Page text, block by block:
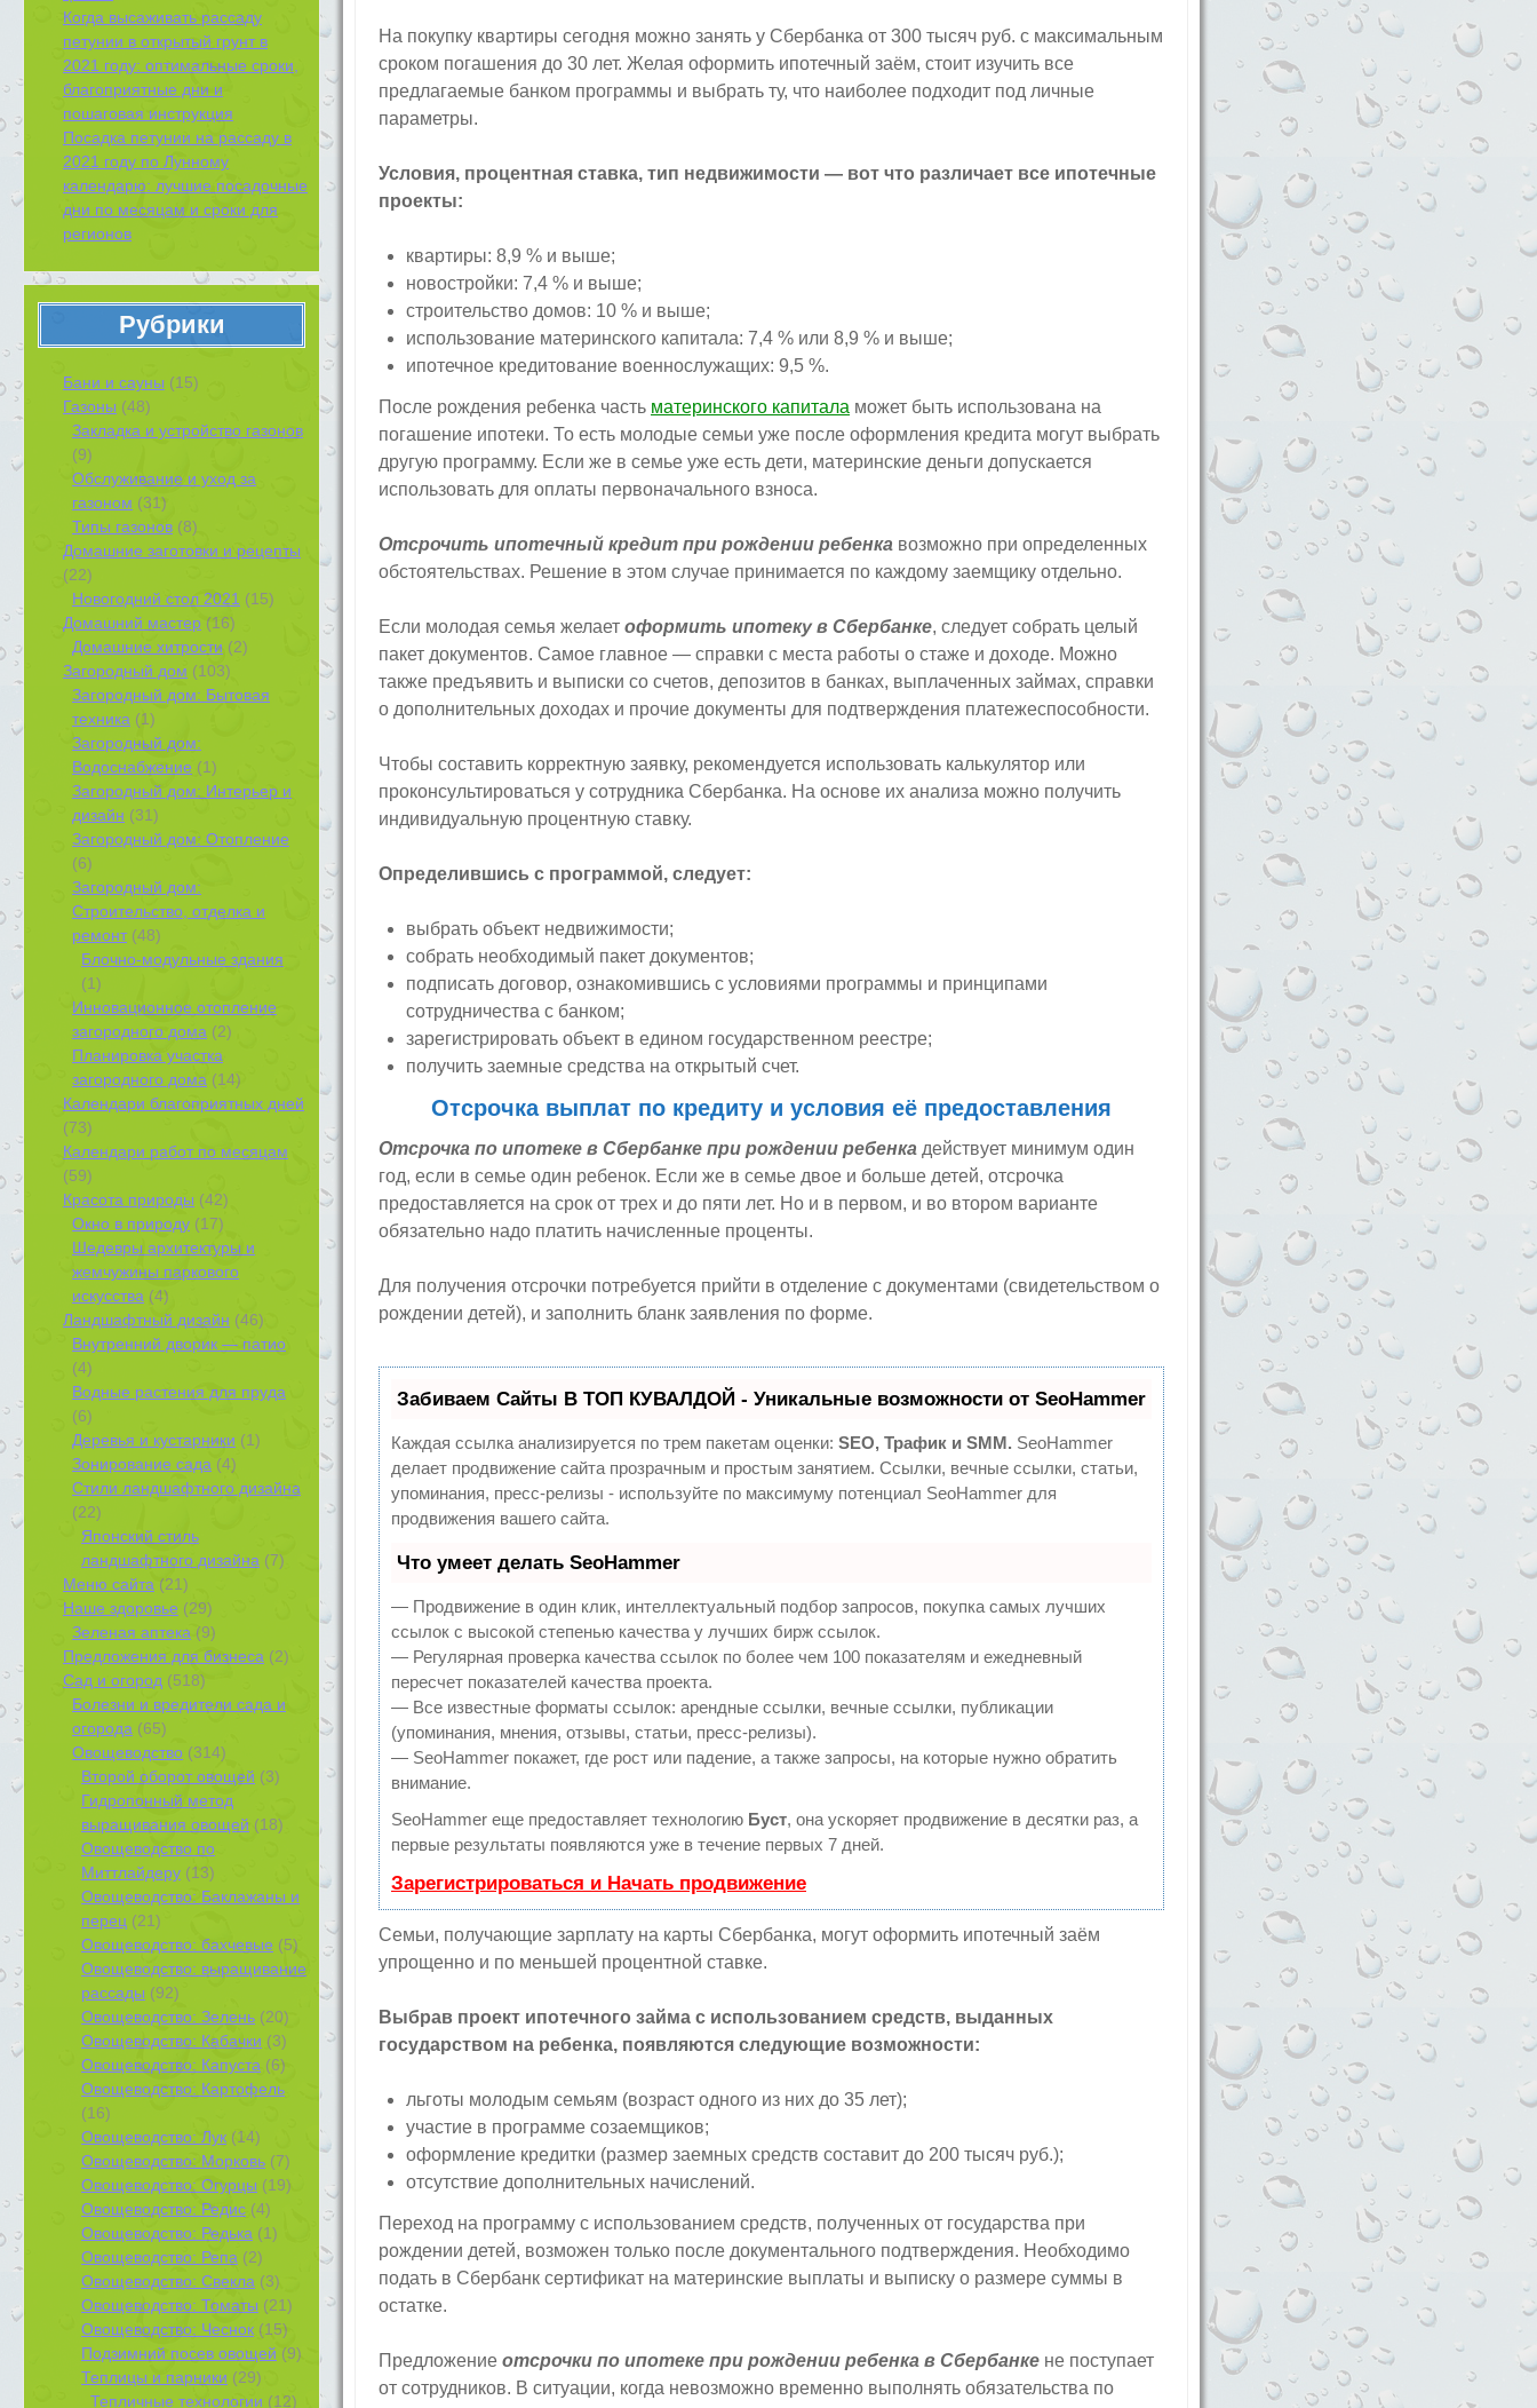
Когда высаживать рассаду
петунии в открытый грунт в
2021 году: оптимальные сроки,
благоприятные дни и
пошаговая инструкция
Посадка петунии на рассаду в
2021 году по Лунному
календарю: лучшие посадочные
дни по месяцам и сроки для
регионов
Рубрики
Бани и сауны (15)
Газоны (48)
Закладка и устройство газонов
(9)
Обслуживание и уход за
газоном (31)
Типы газонов (8)
Домашние заготовки и рецепты
(22)
Новогодний стол 2021 (15)
Домашний мастер (16)
Домашние хитрости (2)
Загородный дом (103)
Загородный дом: Бытовая
техника (1)
Загородный дом:
Водоснабжение (1)
Загородный дом: Интерьер и
дизайн (31)
Загородный дом: Отопление
(6)
Загородный дом:
Строительство, отделка и
ремонт(48)
Блочно-модульные здания
(1)
Инновационное отопление
загородного дома (2)
Планировка участка
загородного дома (14)
Календари благоприятных дней
(73)
Календари работ по месяцам
(59)
Красота природы (42)
Окно в природу (17)
Шедевры архитектуры и
жемчужины паркового
искусства (4)
Ландшафтный дизайн (46)
Внутренний дворик — патио
(4)
Водные растения для пруда
(6)
Деревья и кустарники (1)
Зонирование сада (4)
Стили ландшафтного дизайна
(22)
Японский стиль
ландшафтного дизайна (7)
Меню сайта (21)
Наше здоровье (29)
Зеленая аптека (9)
Предложения для бизнеса (2)
Сад и огород (518)
Болезни и вредители сада и
огорода (65)
Овощеводство (314)
Второй оборот овощей (3)
Гидропонный метод
выращивания овощей (18)
Овощеводство по
Миттлайдеру (13)
Овощеводство: Баклажаны и
перец (21)
Овощеводство: бахчевые (5)
Овощеводство: выращивание
рассады (92)
Овощеводство: Зелень (20)
Овощеводство: Кабачки (3)
Овощеводство: Капуста (6)
Овощеводство: Картофель
(16)
Овощеводство: Лук (14)
Овощеводство: Морковь (7)
Овощеводство: Огурцы (19)
Овощеводство: Редис (4)
Овощеводство: Редька (1)
Овощеводство: Репа (2)
Овощеводство: Свекла (3)
Овощеводство: Томаты (21)
Овощеводство: Чеснок (15)
Подзимний посев овощей (9)
Теплицы и парники (29)
Тепличные технологии (12)
На покупку квартиры сегодня можно занять у Сбербанка от 300 тысяч руб. с максимальным
сроком погашения до 30 лет. Желая оформить ипотечный заём, стоит изучить все
предлагаемые банком программы и выбрать ту, что наиболее подходит под личные
параметры.
Условия, процентная ставка, тип недвижимости — вот что различает все ипотечные
проекты:
квартиры: 8,9 % и выше;
новостройки: 7,4 % и выше;
строительство домов: 10 % и выше;
использование материнского капитала: 7,4 % или 8,9 % и выше;
ипотечное кредитование военнослужащих: 9,5 %.
После рождения ребенка часть материнского капитала может быть использована на
погашение ипотеки. То есть молодые семьи уже после оформления кредита могут выбрать
другую программу. Если же в семье уже есть дети, материнские деньги допускается
использовать для оплаты первоначального взноса.
Отсрочить ипотечный кредит при рождении ребенка возможно при определенных
обстоятельствах. Решение в этом случае принимается по каждому заемщику отдельно.
Если молодая семья желает оформить ипотеку в Сбербанке, следует собрать целый
пакет документов. Самое главное — справки с места работы о стаже и доходе. Можно
также предъявить и выписки со счетов, депозитов в банках, выплаченных займах, справки
о дополнительных доходах и прочие документы для подтверждения платежеспособности.
Чтобы составить корректную заявку, рекомендуется использовать калькулятор или
проконсультироваться у сотрудника Сбербанка. На основе их анализа можно получить
индивидуальную процентную ставку.
Определившись с программой, следует:
выбрать объект недвижимости;
собрать необходимый пакет документов;
подписать договор, ознакомившись с условиями программы и принципами
сотрудничества с банком;
зарегистрировать объект в едином государственном реестре;
получить заемные средства на открытый счет.
Отсрочка выплат по кредиту и условия её предоставления
Отсрочка по ипотеке в Сбербанке при рождении ребенка действует минимум один
год, если в семье один ребенок. Если же в семье двое и больше детей, отсрочка
предоставляется на срок от трех и до пяти лет. Но и в первом, и во втором варианте
обязательно надо платить начисленные проценты.
Для получения отсрочки потребуется прийти в отделение с документами (свидетельством о
рождении детей), и заполнить бланк заявления по форме.
Забиваем Сайты В ТОП КУВАЛДОЙ - Уникальные возможности от SeoHammer
Каждая ссылка анализируется по трем пакетам оценки: SEO, Трафик и SMM. SeoHammer
делает продвижение сайта прозрачным и простым занятием. Ссылки, вечные ссылки, статьи,
упоминания, пресс-релизы - используйте по максимуму потенциал SeoHammer для
продвижения вашего сайта.
Что умеет делать SeoHammer
— Продвижение в один клик, интеллектуальный подбор запросов, покупка самых лучших
ссылок с высокой степенью качества у лучших бирж ссылок.
— Регулярная проверка качества ссылок по более чем 100 показателям и ежедневный
пересчет показателей качества проекта.
— Все известные форматы ссылок: арендные ссылки, вечные ссылки, публикации
(упоминания, мнения, отзывы, статьи, пресс-релизы).
— SeoHammer покажет, где рост или падение, а также запросы, на которые нужно обратить
внимание.
SeoHammer еще предоставляет технологию Буст, она ускоряет продвижение в десятки раз, а
первые результаты появляются уже в течение первых 7 дней.
Зарегистрироваться и Начать продвижение
Семьи, получающие зарплату на карты Сбербанка, могут оформить ипотечный заём
упрощенно и по меньшей процентной ставке.
Выбрав проект ипотечного займа с использованием средств, выданных
государством на ребенка, появляются следующие возможности:
льготы молодым семьям (возраст одного из них до 35 лет);
участие в программе созаемщиков;
оформление кредитки (размер заемных средств составит до 200 тысяч руб.);
отсутствие дополнительных начислений.
Переход на программу с использованием средств, полученных от государства при
рождении детей, возможен только после документального подтверждения. Необходимо
подать в Сбербанк сертификат на материнские выплаты и выписку о размере суммы в
остатке.
Предложение отсрочки по ипотеке при рождении ребенка в Сбербанке не поступает
от сотрудников. В ситуации, когда невозможно временно выполнять обязательства по